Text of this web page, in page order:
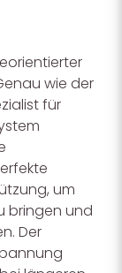
wie der
für
um
bringen und
Der